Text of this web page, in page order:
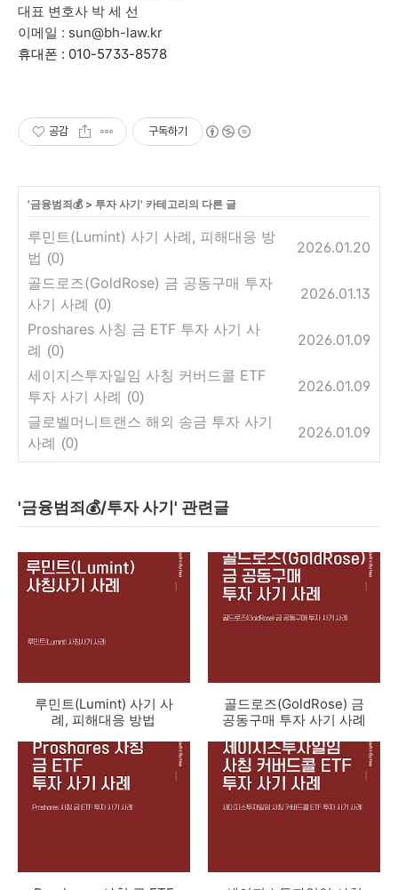
대표 변호사 박 세 선
이메일 : sun@bh-law.kr
휴대폰 : 010-5733-8578
공감 구독하기
'금융범죄💰> 투자 사기' 카테고리의 다른 글
루민트(Lumint) 사기 사례, 피해대응 방
법 (0)
2026.01.20
골드로즈(GoldRose) 금 공동구매 투자
사기 사례 (0)
2026.01.13
Proshares 사칭 금 ETF 투자 사기 사
례 (0)
2026.01.09
세이지스투자일임 사칭 커버드콜 ETF
투자 사기 사례 (0)
2026.01.09
글로벨머니트랜스 해외 송금 투자 사기
사례 (0)
2026.01.09
'금융범죄💰/투자 사기' 관련글
루민트(Lumint) 사기 사
례, 피해대응 방법
골드로즈(GoldRose) 금
공동구매 투자 사기 사례